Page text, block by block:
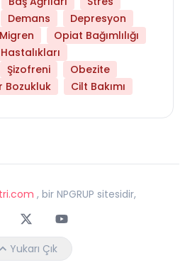
Demans
Depresyon
Migren
Opiat Bağımlılığı
Şizofreni
Obezite
Bozukluk Cilt Bakımı
, bir NPGRUP sitesidir,
TwitterYoutube
Yukarı Çık